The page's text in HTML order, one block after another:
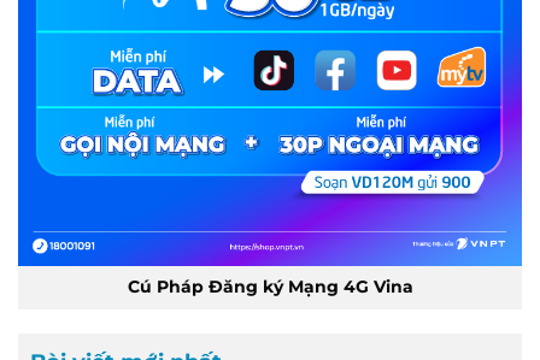
Cú Pháp Đăng ký Mạng 4G Vina